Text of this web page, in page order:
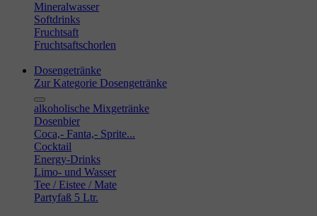
Mineralwasser
Softdrinks
Fruchtsaft
Fruchtsaftschorlen
Dosengetränke
Zur Kategorie Dosengetränke
alkoholische Mixgetränke
Dosenbier
Coca,- Fanta,- Sprite...
Cocktail
Energy-Drinks
Limo- und Wasser
Tee / Eistee / Mate
Partyfaß 5 Ltr.